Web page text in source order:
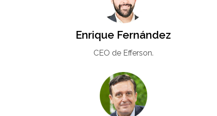
Enrique Fernández
CEO de Efferson.